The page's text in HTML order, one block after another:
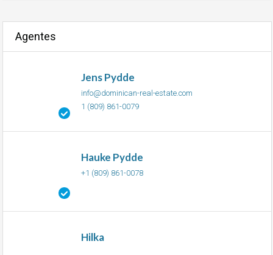
Agentes
Jens Pydde
info@dominican-real-estate.com
1 (809) 861-0079
Hauke Pydde
+1 (809) 861-0078
Hilka